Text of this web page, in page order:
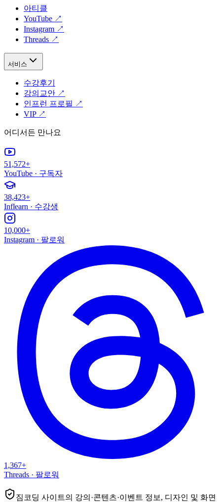
아티클
YouTube ↗
Instagram ↗
Threads ↗
서비스
수강후기
강의교안 ↗
인프런 프로필 ↗
VIP↗
어디서든 만나요
51,572+
YouTube · 구독자
38,423+
Inflearn · 수강생
10,000+
Instagram · 팔로워
1,367+
Threads · 팔로워
짐코딩 사이트의 강의·콘텐츠·이벤트 정보, 디자인 및 화면